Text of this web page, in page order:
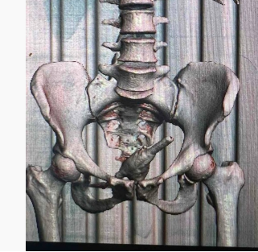
Попередній слайд